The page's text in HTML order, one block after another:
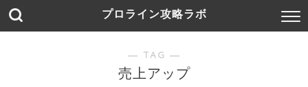
プロライン攻略ラボ
― TAG ―
売上アップ